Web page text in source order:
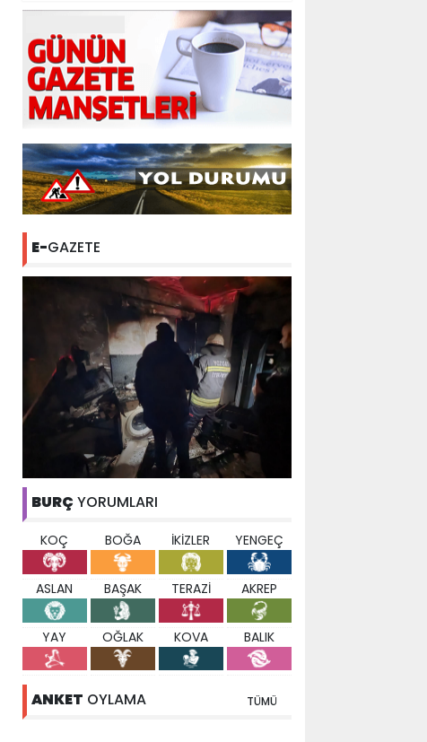
E-GAZETE
BURÇ YORUMLARI
KOÇ BOĞA İKİZLER YENGEÇ
ASLAN BAŞAK TERAZİ AKREP
YAY OĞLAK KOVA BALIK
ANKET OYLAMA TÜMÜ